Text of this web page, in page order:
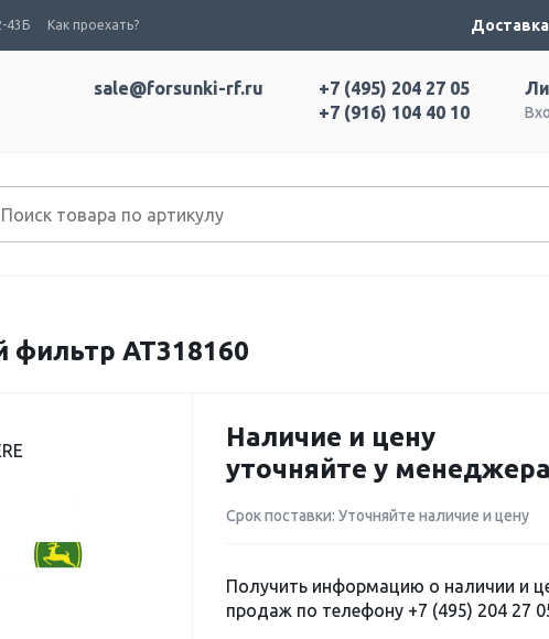
43Б Как проехать?
+7 (495) 204 27 05
+7 (916) 104 40 10
sale@forsunki-rf.ru
фильтр AT318160
Наличие и цену
уточняйте у менеджера
Срок поставки: Уточняйте наличие и цену
Получить информацию о наличии и
продаж по телефону +7 (495) 204 27